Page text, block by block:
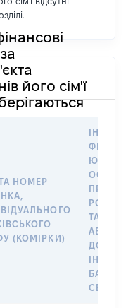
його сім'ї
НОМЕР
(КОМІРКИ)
ПРАВО
ТАКИМ
АБО
ДО
СЕЙФУ